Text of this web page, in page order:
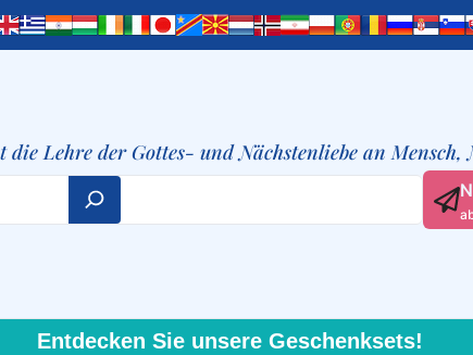
Lehre der Gottes- und Nächstenliebe an
Entdecken Sie unsere Geschenksets!